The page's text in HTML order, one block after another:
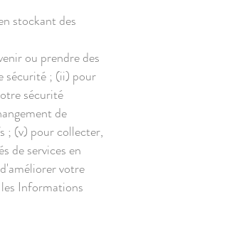
stockant des
ou prendre des
sécurité ; (ii) pour
sécurité
de
; (v) pour collecter,
de services en
votre
Informations